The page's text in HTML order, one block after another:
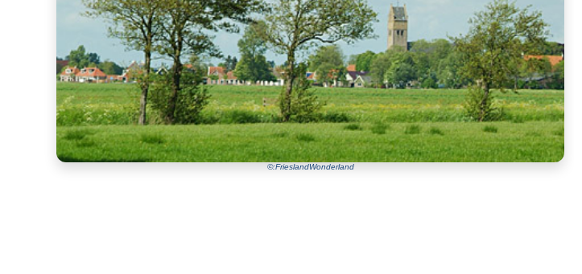
©:FrieslandWonderland